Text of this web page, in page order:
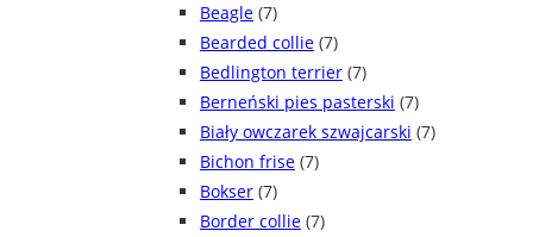
Beagle (7)
Bearded collie (7)
Bedlington terrier (7)
Berneński pies pasterski (7)
Biały owczarek szwajcarski (7)
Bichon frise (7)
Bokser (7)
Border collie (7)